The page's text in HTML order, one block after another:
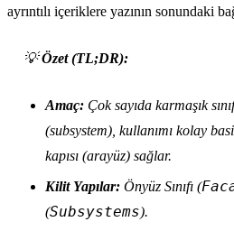
ayrıntılı içeriklere yazının sonundaki
💡Özet (TL;DR):
Amaç: Çok sayıda karmaşık
(subsystem), kullanımı kolay
kapısı (arayüz) sağlar.
Kilit Yapılar: Önyüz Sınıfı (
(Subsystems).